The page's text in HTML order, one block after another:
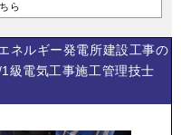
ら
ネルギー発電所建設工事の
級電気工事施工管理技士